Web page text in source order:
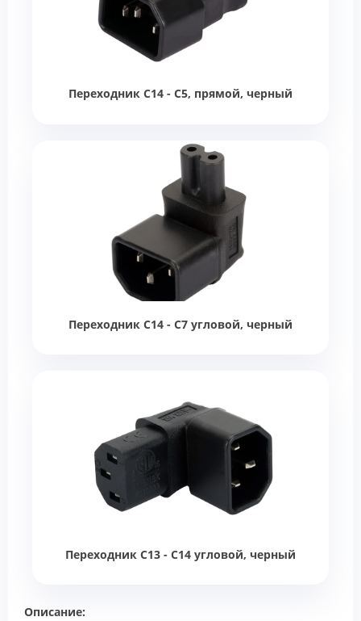
Переходник C14 - C5, прямой, черный
Переходник C14 - C7 угловой, черный
Переходник C13 - C14 угловой, черный
Описание: